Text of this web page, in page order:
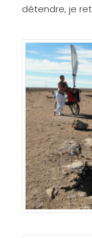
détendre, je